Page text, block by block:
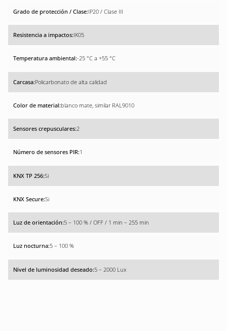
IP20 / Clase III
IK05
-25 °C a +55 °C
Policarbonato de alta calidad
blanco mate, similar RAL9010
2
1
Si
Si
5 – 100 % / OFF / 1 min – 255 min
5 – 100 %
5 – 2000 Lux